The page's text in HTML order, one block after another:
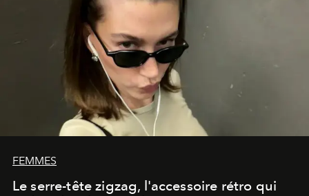
FEMMES
Le serre-tête zigzag, l'accessoire rétro qui